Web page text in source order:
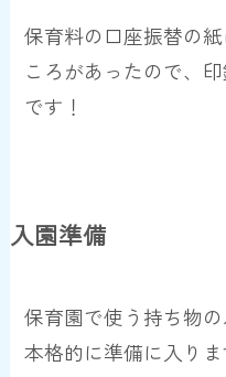
保育料の口座振替の
ころがあったので、
です！
入園準備
保育園で使う持ち物
本格的に準備に入りま